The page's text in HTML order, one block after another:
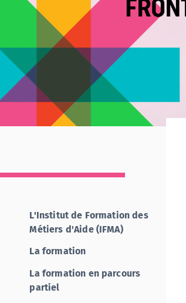
L'Institut de Formation des
Métiers d'Aide (IFMA)
La formation
La formation en parcours
partiel